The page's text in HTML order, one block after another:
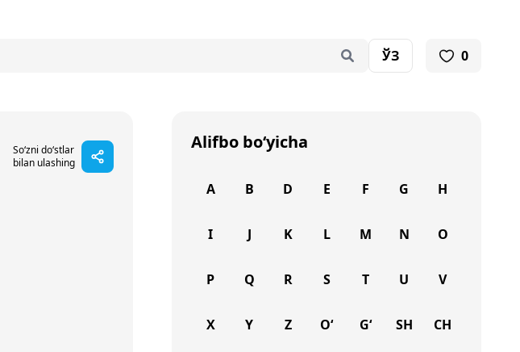
ЎЗ 0
So‘zni do‘stlar
bilan ulashing
Alifbo bo‘yicha
A B D E F G H
I J K L M N O
P Q R S T U V
X Y Z O‘ G‘ SH CH